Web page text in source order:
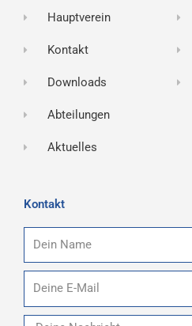
Hauptverein
Kontakt
Downloads
Abteilungen
Aktuelles
Kontakt